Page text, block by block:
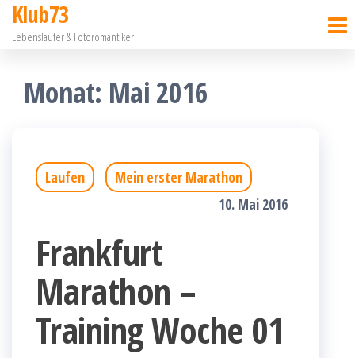
Zum
Inhalt
springen
Klub73
Lebensläufer & Fotoromantiker
Monat: Mai 2016
Laufen
Mein erster Marathon
10. Mai 2016
Frankfurt
Marathon –
Training Woche 01